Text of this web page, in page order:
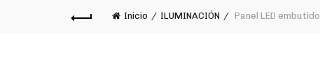
Inicio ILUMINACIÓN Panel LED